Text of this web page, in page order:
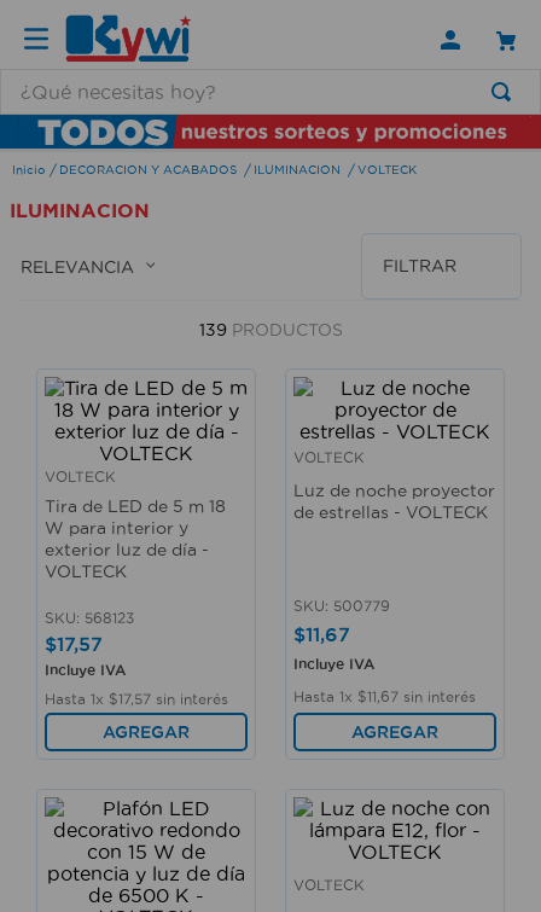
DECORACION Y ACABADOS ILUMINACION VOLTECK
ILUMINACION
RELEVANCIA FILTRAR
139 PRODUCTOS
VOLTECK
Tira de LED de 5 m 18
W para interior y
exterior luz de día -
VOLTECK
SKU: 568123
$17,57
Incluye IVA
Hasta 1x $17, 57 sin interés
AGREGAR
VOLTECK
Luz de noche proyector
de estrellas - VOLTECK
SKU: 500779
$11,67
Incluye IVA
Hasta 1x $11 67 sin interés
AGREGAR
VOLTECK
TÉRMINOS MÁS BUSCADOS
1.
lamparas
2.
ducha
3.
silla
escritorio
cerradura
aspiradora
fregadero
taladro